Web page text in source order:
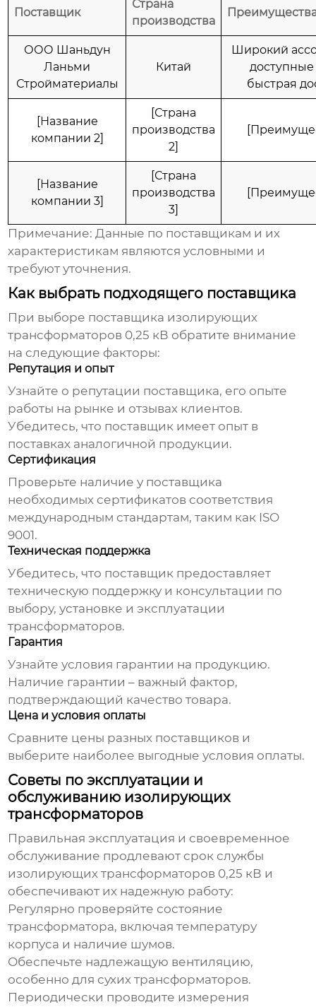
Поставщик
Страна
производства
ООО Шаньдун
Ланьми
Стройматериалы
Китай
Широкий
быстрая
[Название
компании 2]
[Страна
производства
2]
[Название
компании 3]
[Страна
производства
3]
Примечание: Данные по поставщикам и их
характеристикам являются условными и
требуют уточнения.
Как выбрать подходящего поставщика
При выборе поставщика изолирующих
трансформаторов 0,25 кВ обратите внимание
на следующие факторы:
Репутация и опыт
Узнайте о репутации поставщика, его опыте
работы на рынке и отзывах клиентов.
Убедитесь, что поставщик имеет опыт в
поставках аналогичной продукции.
Сертификация
Проверьте наличие у поставщика
необходимых сертификатов соответствия
международным стандартам, таким как ISO
9001.
Техническая поддержка
Убедитесь, что поставщик предоставляет
техническую поддержку и консультации по
выбору, установке и эксплуатации
трансформаторов.
Гарантия
Узнайте условия гарантии на продукцию.
Наличие гарантии – важный фактор,
подтверждающий качество товара.
Цена и условия оплаты
Сравните цены разных поставщиков и
выберите наиболее выгодные условия оплаты.
Советы по эксплуатации и
обслуживанию изолирующих
трансформаторов
Правильная эксплуатация и своевременное
обслуживание продлевают срок службы
изолирующих трансформаторов 0,25 кВ и
обеспечивают их надежную работу:
Регулярно проверяйте состояние
трансформатора, включая температуру
корпуса и наличие шумов.
Обеспечьте надлежащую вентиляцию,
особенно для сухих трансформаторов.
Периодически проводите измерения